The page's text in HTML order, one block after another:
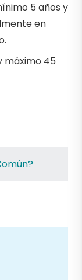
5 años y
en
máximo 45